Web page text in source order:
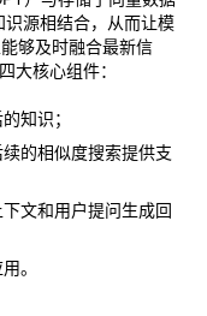
识源相结合，从而让模
够及时融合最新信
大核心组件：
知识；
的相似度搜索提供支
文和用户提问生成回
。